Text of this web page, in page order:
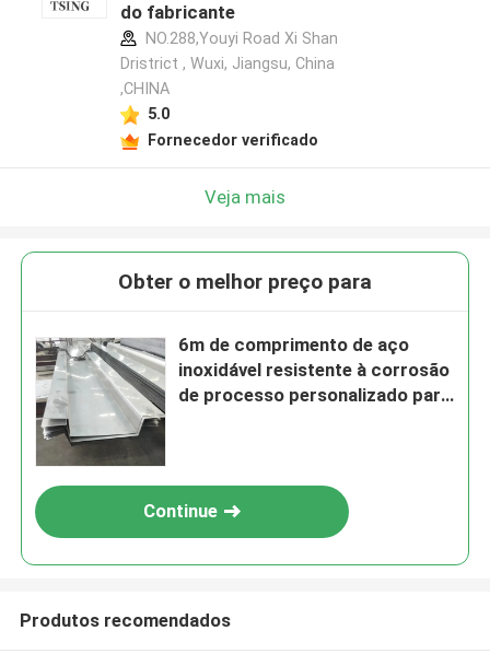
do fabricante
NO.288,Youyi Road Xi Shan
Dristrict , Wuxi, Jiangsu, China
,CHINA
5.0
Fornecedor verificado
Veja mais
Obter o melhor preço para
6m de comprimento de aço
inoxidável resistente à corrosão
de processo personalizado para
Continue
Produtos recomendados